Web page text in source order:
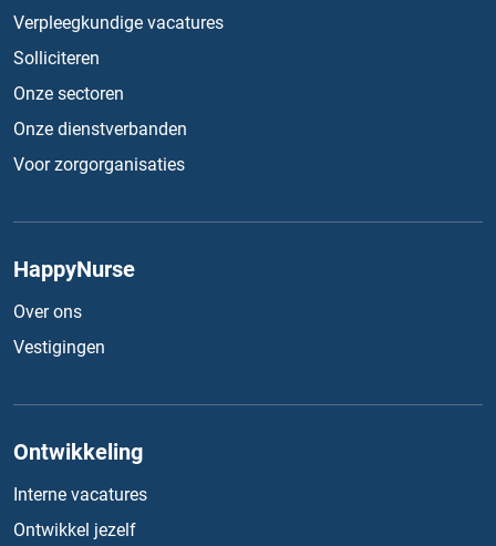
Verpleegkundige vacatures
Solliciteren
Onze sectoren
Onze dienstverbanden
Voor zorgorganisaties
HappyNurse
Over ons
Vestigingen
Ontwikkeling
Interne vacatures
Ontwikkel jezelf